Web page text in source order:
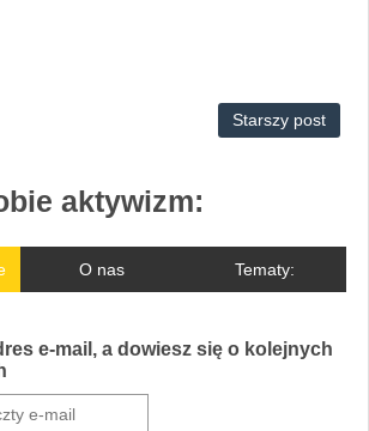
Starszy post
aktywizm:
O nas Tematy:
e-mail, a dowiesz się o kolejnych